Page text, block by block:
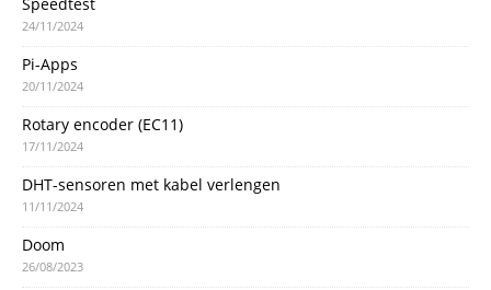
24/11/2024
Pi-Apps
20/11/2024
Rotary encoder (EC11)
17/11/2024
DHT-sensoren met kabel verlengen
11/11/2024
Doom
26/08/2023